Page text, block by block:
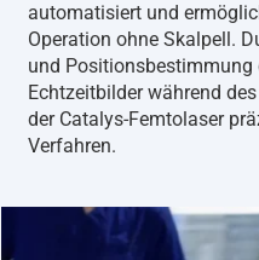
automatisiert und
Operation ohne Skalpell.
und Positionsbestimmung
Echtzeitbilder während
der Catalys-Femtolaser
Verfahren.